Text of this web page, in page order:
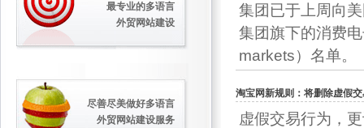
集团已于上周向
集团旗下的消费
markets）名单。
淘宝网新规则：将删除虚假
虚假交易行为，
最专业的多语言
外贸网站建设
尽善尽美做好多语言
外贸网站建设服务